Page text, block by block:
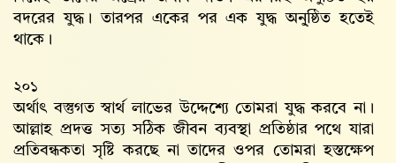
বদরের যুদ্ধ। তারপর একের পর এক যুদ্ধ অনু্ষ্ঠিত হতেই
থাকে।
২০১
অর্থাৎ বস্তুগত স্বার্থ লাভের উদ্দেশ্যে তোমরা যুদ্ধ করবে না।
আল্লাহ‌ প্রদত্ত সত্য সঠিক জীবন ব্যবস্থা প্রতিষ্ঠার পথে যারা
প্রতিবন্ধকতা সৃষ্টি করছে না তাদের ওপর তোমরা হস্তক্ষেপ